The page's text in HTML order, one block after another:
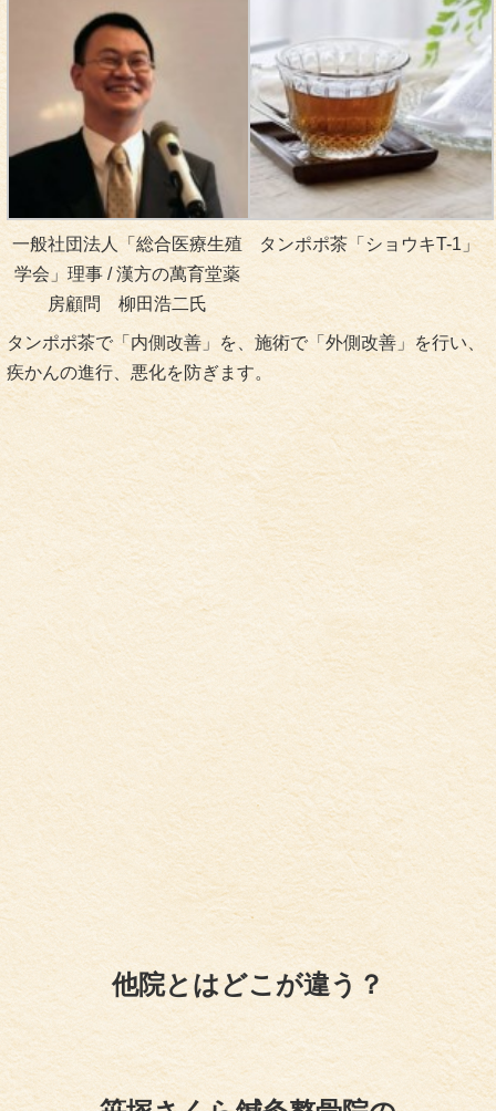
一般社団法人「総合医療生殖
学会」理事 / 漢方の萬育堂薬
房顧問 柳田浩二氏
タンポポ茶「ショウキT-1」
タンポポ茶で「内側改善」を、施術で「外側改善」を行い、
疾かんの進行、悪化を防ぎます。